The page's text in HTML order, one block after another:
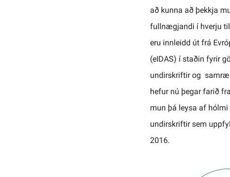
að kunna að þekkja
fullnægjandi í hverju
eru innleidd út frá
(eIDAS) í staðin fyrir
undirskriftir og
hefur nú þegar farið
mun þá leysa af
undirskriftir sem
2016.